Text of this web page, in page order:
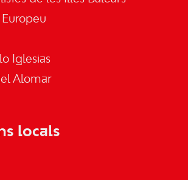
Europeu
Iglesias
Alomar
locals